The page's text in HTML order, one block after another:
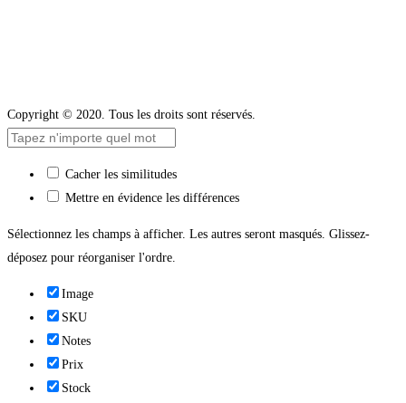
Copyright © 2020. Tous les droits sont réservés.
Cacher les similitudes
Mettre en évidence les différences
Sélectionnez les champs à afficher. Les autres seront masqués. Glissez-
déposez pour réorganiser l'ordre.
Image
SKU
Notes
Prix
Stock